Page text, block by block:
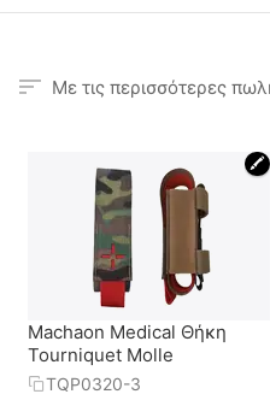
Με τις περισσότερες
🖍
Machaon Medical Θήκη
Tourniquet Molle
TQP0320-3